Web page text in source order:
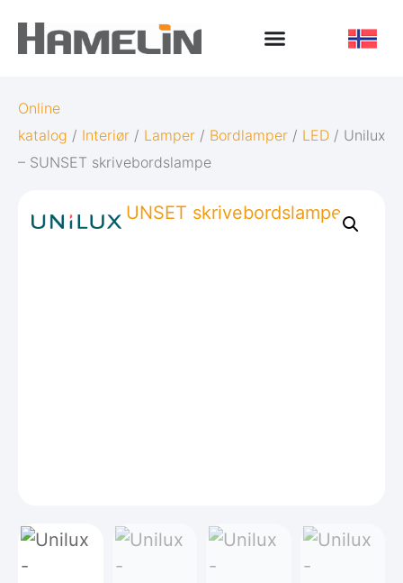
Online
katalog / Interiør / Lamper / Bordlamper / LED / Unilux
– SUNSET skrivebordslampe